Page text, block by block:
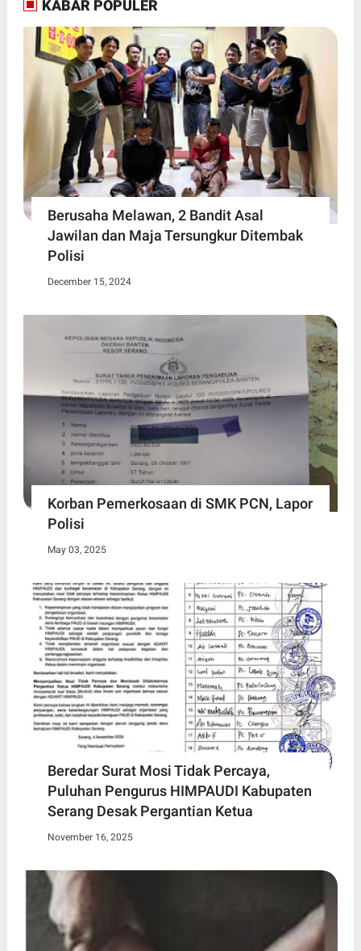
KABAR POPULER
Berusaha Melawan, 2 Bandit Asal
Jawilan dan Maja Tersungkur Ditembak
Polisi
December 15, 2024
Korban Pemerkosaan di SMK PCN, Lapor
Polisi
May 03, 2025
Beredar Surat Mosi Tidak Percaya,
Puluhan Pengurus HIMPAUDI Kabupaten
Serang Desak Pergantian Ketua
November 16, 2025